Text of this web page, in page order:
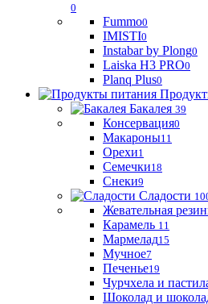
0
Fummo0
IMISTI0
Instabar by Plong0
Laiska H3 PRO0
Planq Plus0
Бакалея 39
Консервация0
Макароны11
Орехи1
Семечки18
Снеки9
Сладости
Жевательная
Карамель 11
Мармелад15
Мучное7
Печенье19
Чурчхела и
Шоколад и